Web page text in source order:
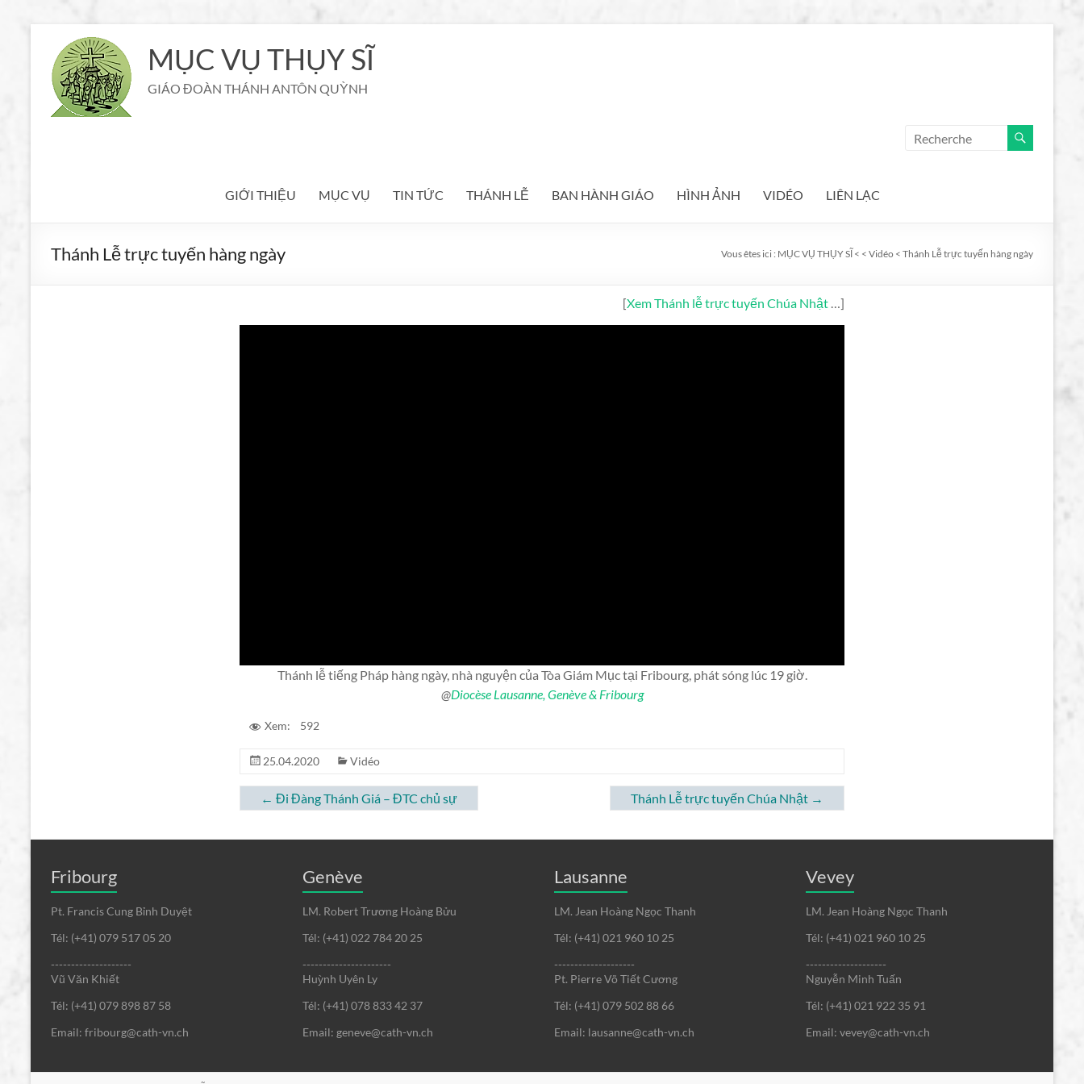
contenu
MỤC VỤ THỤY SĨ
GIÁO ĐOÀN THÁNH ANTÔN QUỲNH
GIỚI THIỆU MỤC VỤ TIN TỨC THÁNH LỄ BAN HÀNH GIÁO HÌNH ẢNH VIDÉO LIÊN LẠC
Thánh Lễ trực tuyến hàng ngày Vous êtes ici : MỤC VỤ THỤY SĨ < < Vidéo < Thánh Lễ trực tuyến hàng ngày
[Xem Thánh lễ trực tuyến Chúa Nhật …]
Thánh lễ tiếng Pháp hàng ngày, nhà nguyện của Tòa Giám Mục tại Fribourg, phát sóng lúc 19 giờ.
@Diocèse Lausanne, Genève & Fribourg
Xem: 592
25.04.2020 Vidéo
← Đi Đàng Thánh Giá – ĐTC chủ sự Thánh Lễ trực tuyến Chúa Nhật →
Fribourg
Pt. Francis Cung Bỉnh Duyệt
Tél: (+41) 079 517 05 20
--------------------
Vũ Văn Khiết
Tél: (+41) 079 898 87 58
Email: fribourg@cath-vn.ch
Genève
LM. Robert Trương Hoàng Bửu
Tél: (+41) 022 784 20 25
----------------------
Huỳnh Uyên Ly
Tél: (+41) 078 833 42 37
Email: geneve@cath-vn.ch
Lausanne
LM. Jean Hoàng Ngọc Thanh
Tél: (+41) 021 960 10 25
--------------------
Pt. Pierre Võ Tiết Cương
Tél: (+41) 079 502 88 66
Email: lausanne@cath-vn.ch
Vevey
LM. Jean Hoàng Ngọc Thanh
Tél: (+41) 021 960 10 25
--------------------
Nguyễn Minh Tuấn
Tél: (+41) 021 922 35 91
Email: vevey@cath-vn.ch